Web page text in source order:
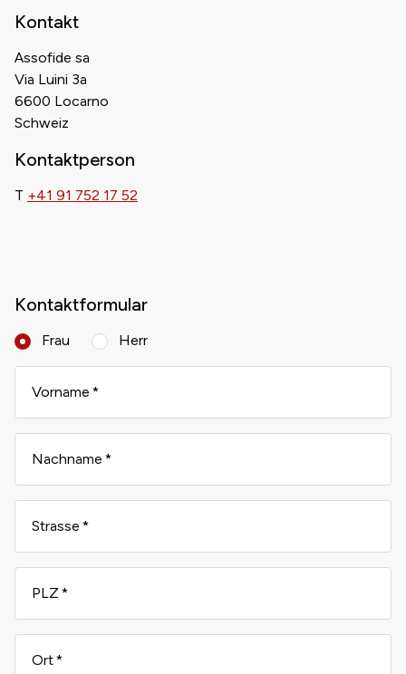
Kontakt
Assofide sa
Via Luini 3a
6600 Locarno
Schweiz
Kontaktperson
T +41 91 752 17 52
Kontaktformular
Frau Herr
Vorname
Nachname
Strasse
PLZ
Ort